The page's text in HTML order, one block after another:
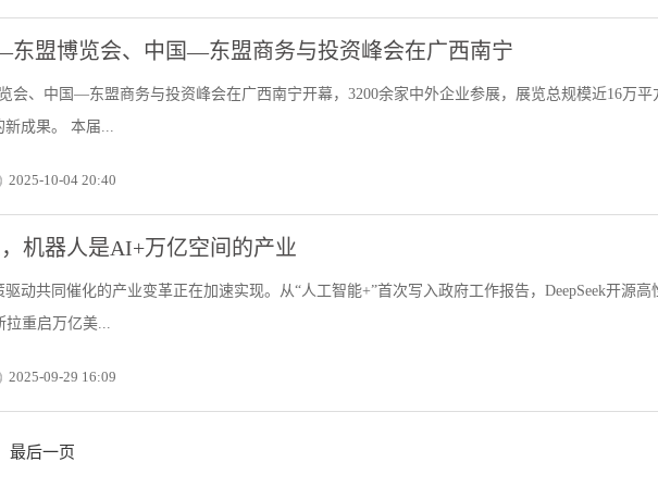
东盟博览会、中国—东盟商务与投资峰会在广西南宁
会、中国—东盟商务与投资峰会在广西南宁开幕，3200余家中外企业参展，展览总规模近16万平
新成果。 本届...
2025-10-04 20:40
机器人是AI+万亿空间的产业
动共同催化的产业变革正在加速实现。从“人工智能+”首次写入政府工作报告，DeepSeek开源高
拉重启万亿美...
2025-09-29 16:09
最后一页